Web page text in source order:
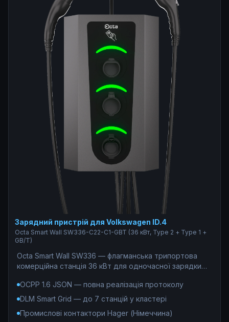
Зарядний пристрій для Volkswagen ID.4
Octa Smart Wall SW336-С22-C1-GBT (36 кВт, Type 2 + Type 1 +
GB/T)
Octa Smart Wall SW336 — флагманська трипортова
комерційна станція 36 кВт для одночасної зарядки
2, 22 кВт) та США (Type 1, 7,4 кВт) — без жодних
перехідників. Єдине рішення для АЗС, ТРЦ та
електромобілів: OCPP 1.6 JSON, DLM до 7 станцій у
OCPP 1.6 JSON — повна реалізація протоколу
DLM Smart Grid — до 7 станцій у кластері
Промислові контактори Hager (Німеччина)